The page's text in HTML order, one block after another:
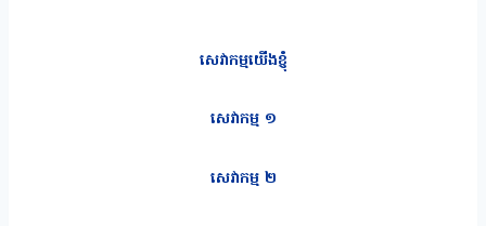
សេវាកម្មយើងខ្ញុំ
សេវាកម្ម ១
សេវាកម្ម ២